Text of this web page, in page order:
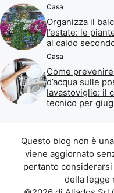
Casa
Organizza il
l’estate: le
al caldo
Casa
Come
d’acqua sulle
lavastoviglie: il
tecnico per
Questo blog non è
viene aggiornato
pertanto
della legge